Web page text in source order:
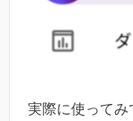
実際に使ってみ